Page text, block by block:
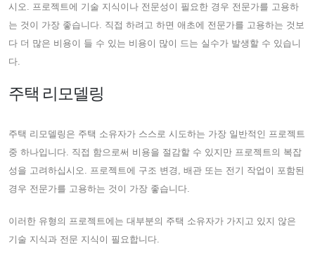
시오. 프로젝트에 기술 지식이나 전문성이 필요한 경우 전문가를 고용하
는 것이 가장 좋습니다. 직접 하려고 하면 애초에 전문가를 고용하는 것보
다 더 많은 비용이 들 수 있는 비용이 많이 드는 실수가 발생할 수 있습니
다.
주택 리모델링
주택 리모델링은 주택 소유자가 스스로 시도하는 가장 일반적인 프로젝트
중 하나입니다. 직접 함으로써 비용을 절감할 수 있지만 프로젝트의 복잡
성을 고려하십시오. 프로젝트에 구조 변경, 배관 또는 전기 작업이 포함된
경우 전문가를 고용하는 것이 가장 좋습니다.
이러한 유형의 프로젝트에는 대부분의 주택 소유자가 가지고 있지 않은
기술 지식과 전문 지식이 필요합니다.